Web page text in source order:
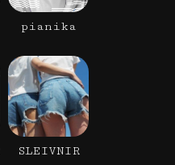
pianika
SLEIVNIR